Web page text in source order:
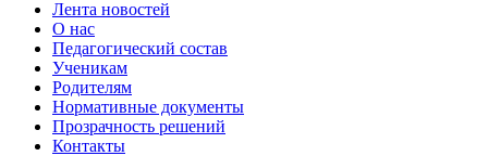
Лента новостей
О нас
Педагогический состав
Ученикам
Родителям
Нормативные документы
Прозрачность решений
Контакты